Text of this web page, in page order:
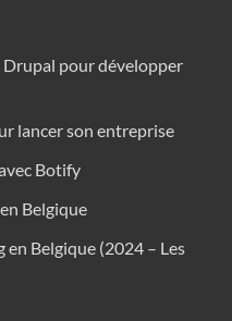
pour développer
lancer son entreprise
Botify
Belgique
Belgique (2024 – Les